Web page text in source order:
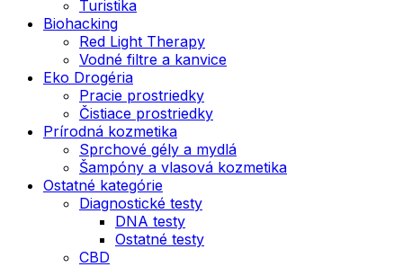
Turistika
Biohacking
Red Light Therapy
Vodné filtre a kanvice
Eko Drogéria
Pracie prostriedky
Čistiace prostriedky
Prírodná kozmetika
Sprchové gély a mydlá
Šampóny a vlasová kozmetika
Ostatné kategórie
Diagnostické testy
DNA testy
Ostatné testy
CBD